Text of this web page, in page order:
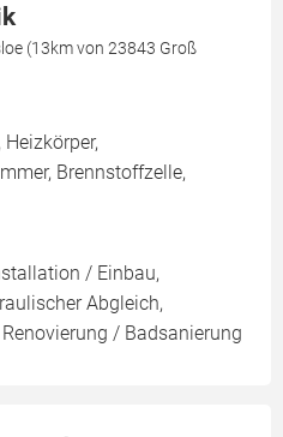
(13km von 23843 Groß
Brennstoffzelle,
/ Einbau,
Abgleich,
/ Badsanierung